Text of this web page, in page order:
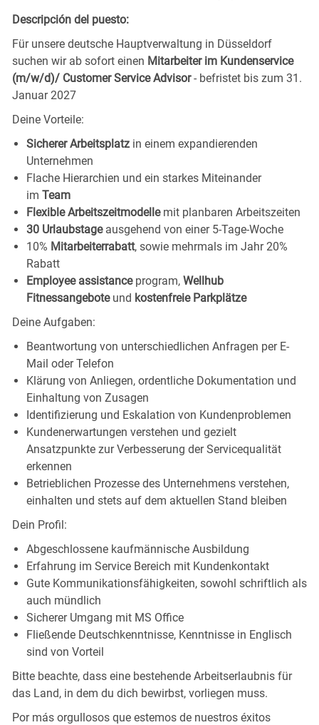
Descripción del puesto:
Für unsere deutsche Hauptverwaltung in Düsseldorf
suchen wir ab sofort einen Mitarbeiter im Kundenservice
(m/w/d)/ Customer Service Advisor- befristet bis zum 31.
Januar 2027
Deine Vorteile:
Sicherer Arbeitsplatz in einem expandierenden
Unternehmen
Flache Hierarchien und ein starkes Miteinander
im Team
Flexible Arbeitszeitmodelle mit planbaren Arbeitszeiten
30 Urlaubstage ausgehend von einer 5-Tage-Woche
10% Mitarbeiterrabatt, sowie mehrmals im Jahr 20%
Rabatt
Employee assistanceprogram, Wellhub
Fitnessangebote und kostenfreie Parkplätze
Deine Aufgaben:
Beantwortung von unterschiedlichen Anfragen per E-
Mail oder Telefon
Klärung von Anliegen, ordentliche Dokumentation und
Einhaltung von Zusagen
Identifizierung und Eskalation von Kundenproblemen
Kundenerwartungen verstehen und gezielt
Ansatzpunkte zur Verbesserung der Servicequalität
erkennen
Betrieblichen Prozesse des Unternehmens verstehen,
einhalten und stets auf dem aktuellen Stand bleiben
Dein Profil:
Abgeschlossene kaufmännische Ausbildung
Erfahrung im Service Bereich mit Kundenkontakt
Gute Kommunikationsfähigkeiten, sowohl schriftlich als
auch mündlich
Sicherer Umgang mit MS Office
Fließende Deutschkenntnisse, Kenntnisse in Englisch
sind von Vorteil
Bitte beachte, dass eine bestehende Arbeitserlaubnis für
das Land, in dem du dich bewirbst, vorliegen muss.
Por más orgullosos que estemos de nuestros éxitos